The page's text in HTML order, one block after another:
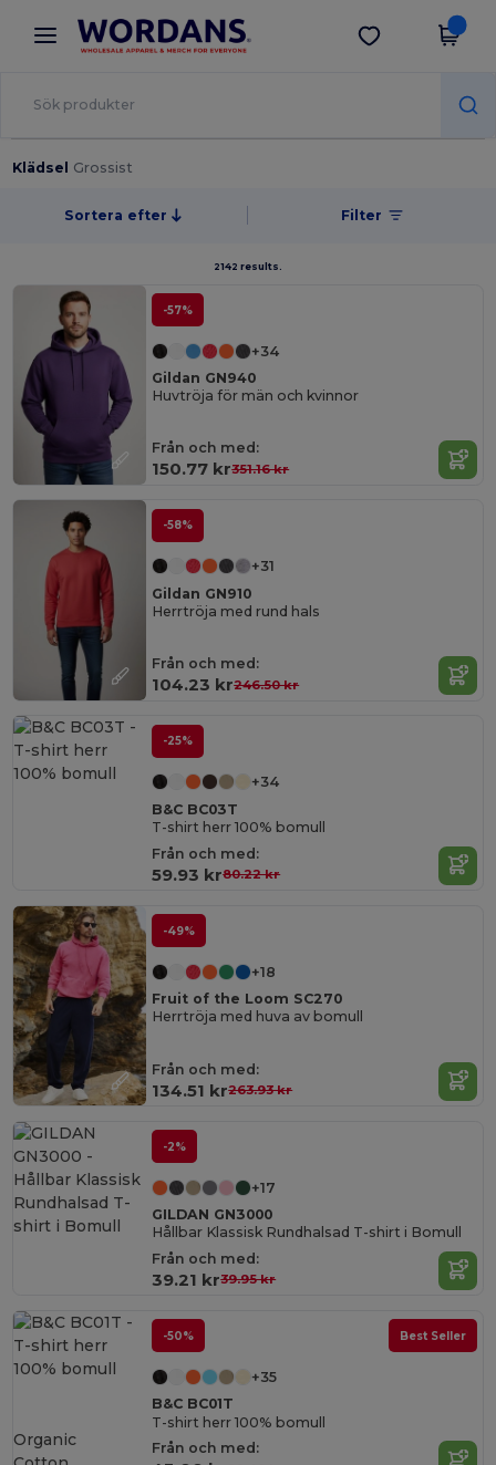
× Wordans-app
Bättre priser i appen!
Hämta app
Klädsel Grossist
Sortera efter Filter
2142 results.
-57%
+34
Gildan GN940
Huvtröja för män och kvinnor
Från och med:
150.77 kr351.16 kr
-58%
+31
Gildan GN910
Herrtröja med rund hals
Från och med:
104.23 kr246.50 kr
-25%
+34
B&C BC03T
T-shirt herr 100% bomull
Från och med:
59.93 kr80.22 kr
-49%
+18
Fruit of the Loom SC270
Herrtröja med huva av bomull
Från och med:
134.51 kr263.93 kr
-2%
+17
GILDAN GN3000
Hållbar Klassisk Rundhalsad T-shirt i Bomull
Från och med:
39.21 kr39.95 kr
-50% Best Seller
+35
B&C BC01T
T-shirt herr 100% bomull
Från och med:
Organic